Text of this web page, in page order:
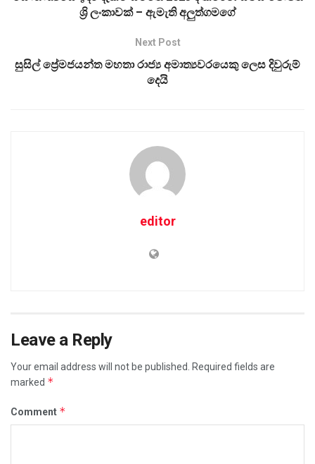
ශ්‍රි ලංකාවක් – ඇමැති අලුත්ගමගේ
Next Post
සුසිල් ප්‍රේමජයන්ත මහතා රාජ්‍ය අමාත්‍යවරයෙකු ලෙස දිවුරුම්
දෙයි
editor
Leave a Reply
Your email address will not be published.
Required fields are
marked *
Comment *